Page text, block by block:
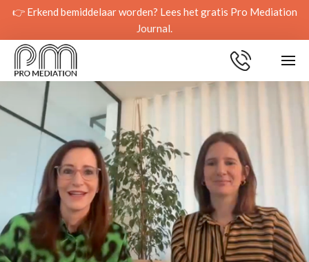
👉 Erkend bemiddelaar worden? Lees het gratis Pro Mediation
Journal.